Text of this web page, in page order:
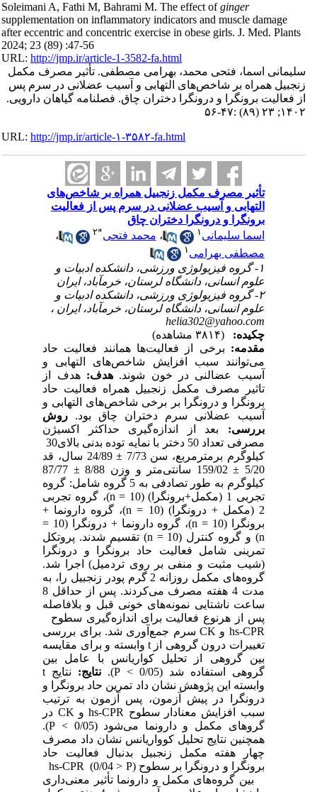
Soleimani A, Fathi M, Bahrami M. The effect ofginger
supplementation on inflammatory indicators and muscle damage
after eccentric and concentric exercise in obese girls. J. Med. Plants
2024; 23 (89) :47-56
URL:http://jmp.ir/article-1-3582-fa.html
اسما، فتحی محمد، بهرامی مصطفی. تأثیر مصرف مکمل
همراه بر شاخص‌های التهابی و آسیب عضلانی در سرم پس
فعالیت برونگرا و درونگرا دختران چاق. فصلنامه گياهان دارویی.
(۸۹) :۴۷-۵۶
URL:http://jmp.ir/article-۱-۳۵۸۲-fa.html
تأثیر مصرف مکمل زنجبیل همراه بر شاخص‌های
التهابی و آسیب عضلانی در سرم پس از فعالیت
برونگرا و درونگرا دختران چاق
اسما سلیمانی ۱ ،محمد فتحی*۲
،
مصطفی بهرامی ۱
۱- گروه فیزیولوژی ورزشی، دانشکده ادبیات و
علوم انسانی، دانشگاه لرستان، خرم‎آباد، ایران
۲- گروه فیزیولوژی ورزشی، دانشکده ادبیات و
علوم انسانی، دانشگاه لرستان، خرم‎آباد، ایران ،
helia302@yahoo.com
چکیده:
(۳۸۱۴ مشاهده)
مقدمه:برخی از فعالیت‌ها همانند فعالیت حاد
می‌توانند سبب افزایش شاخص‌های التهابی و
آسیب عضالنی در خون شوند.هدف:هدف از
تاثیر مصرف مکمل زنجبیل همراه فعالیت حاد
برونگرا و درونگرا بر برخی شاخص‌های التهابی و
آسیب عضلانی سرم دختران چاق بود.روش
بررسی:بعد از اندازه‌گیری حداکثر اکسیژن
مصرفی تعداد 50 دختر با نمایه توده بدنی بالای30
کیلوگرم برمترمربع، سن 7/73 ± 24/89 سال، قد
5/20 ± 159/02 سانتی‌متر و وزن 8/88 ± 87/77
کیلوگرم به طور تصادفی به 5 گروه شامل: گروه
تجربی 1 (مکمل+برونگرا) (10 = n)، گروه تجربی
2 (مکمل + درونگرا) (10 = n)، گروه دارونما +
برونگرا (10 = n)، گروه دارونما + درونگرا (10 =
n) و گروه کنترل (10 = n) تقسیم شدند. پروتکل
تمرینی شامل فعالیت حاد برونگرا و درونگرا
(شیب مثبت و منفی بر روی تردمیل) اجرا شد.
گروه‌های مکمل روزانه 2 گرم پودر زنجبیل را، به
مدت 4 هفته مصرف می‌کردند. پس از حداقل 8
ساعت ناشتایی نمونه‌های خونی قبل و بلافاصله
پس از هرنوع فعالیت برای اندازه‌گیری سطوح
hs-CPR و CK سرم جمع‌آوری شد. برای بررسی
تغییرات درون گروهی از t وابسته و برای مقایسه
بین گروهی از تحلیل کواریانس با عامل بین
گروهی استفاده شد (0/05 > P).
نتایج:
نتایج t
وابسته این پژوهش نشان داد تمرین حاد برونگرا و
درونگرا در پیش آزمون، پس آزمون به ترتیب
سبب افزایش معنادار سطوح hs-CPR و CK در
گروهای مکمل و دارونما می‌شود (0/05 > P).
همچنین نتایج تحلیل کوواریانس نشان داد مصرف
چهار هفته مکمل زنجبیل بدنبال فعالیت حاد
برونگرا و درونگرا بر سطوح hs-CPR (0/04 > P)
بین گروه‌های مکمل و دارونما تأثیر معنی‌داری